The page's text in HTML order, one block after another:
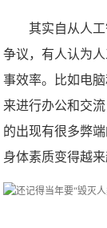
其实自从人
争议，有人认为
事效率。比如电
来进行办公和交
的出现有很多弊
身体素质变得越来